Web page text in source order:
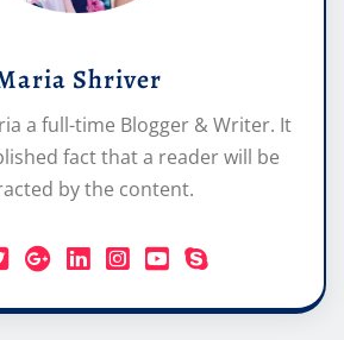
Shriver
a full-time Blogger & Writer. It
fact that a reader will be
by the content.